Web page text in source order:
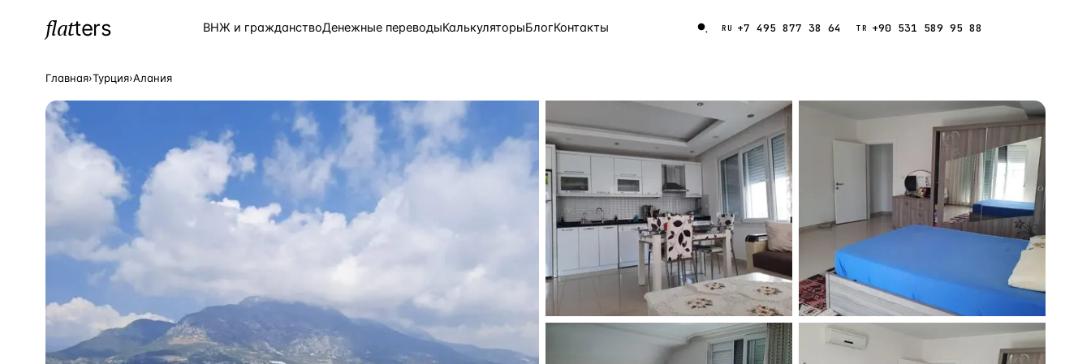
flatters ВНЖ и гражданствоДенежные переводыКалькуляторыБлогКонтакты RU +7 495 877 38 64 TR +90 531 589 95 88
ПОПУЛЯРНЫЕ НАПРАВЛЕНИЯ
Турция —Страна 9 143 объекта
Страна
Страна
Страна
Греция Страна 2 797 объектов
Сочи —Локация Россия · 3 920
ЧАСТО ИЩУТ
Турция Россия Испания Кипр
Греция
Главная›Турция›Алания